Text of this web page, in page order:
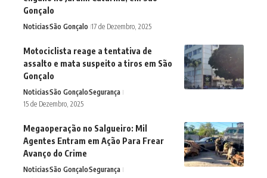
Gonçalo
NoticiasSão Gonçalo 17 de Dezembro, 2025
Motociclista reage a tentativa de
assalto e mata suspeito a tiros em São
Gonçalo
NoticiasSão GonçaloSegurança
15 de Dezembro, 2025
Megaoperação no Salgueiro: Mil
Agentes Entram em Ação Para Frear
Avanço do Crime
NoticiasSão GonçaloSegurança